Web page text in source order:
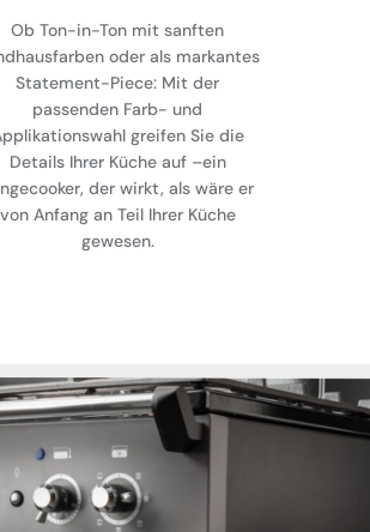
Ob Ton-in-Ton mit sanften
oder als markantes
Statement-Piece: Mit der
passenden Farb- und
greifen Sie die
Details Ihrer Küche auf –ein
der wirkt, als wäre er
von Anfang an Teil Ihrer Küche
gewesen.